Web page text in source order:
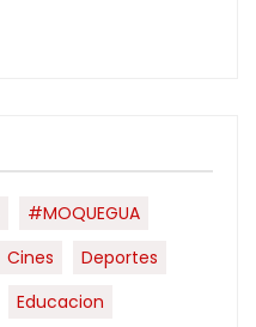
#MOQUEGUA
Cines
Deportes
Educacion